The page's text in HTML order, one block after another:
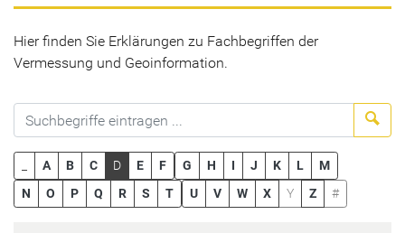
Hier finden Sie Erklärungen zu Fachbegriffen der
Vermessung und Geoinformation.
A B C D E F G H I J K L
M
N
O P Q R S T U V W X Y Z #